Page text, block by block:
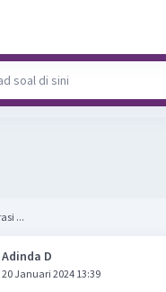
...
Adinda D
20 Januari 2024 13:39